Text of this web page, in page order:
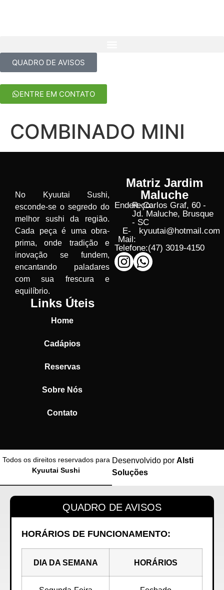
QUADRO DE AVISOS
ENTRE EM CONTATO
COMBINADO MINI
No Kyuutai Sushi,
esconde-se o segredo do
melhor sushi da região.
Cada peça é uma obra-
prima, onde tradição e
inovação se fundem,
encantando paladares
com sua frescura e
equilíbrio.
Links Úteis
Home
Cadápios
Reservas
Sobre Nós
Contato
Matriz Jardim
Maluche
Endereço:
R. Carlos Graf, 60 -
Jd. Maluche, Brusque
- SC
E-
Mail:
kyuutai@hotmail.com
Telefone:(47) 3019-4150
Todos os direitos reservados para
Kyuutai Sushi
Desenvolvido por Alsti
Soluções
QUADRO DE AVISOS
HORÁRIOS DE FUNCIONAMENTO:
DIA DA SEMANA HORÁRIOS